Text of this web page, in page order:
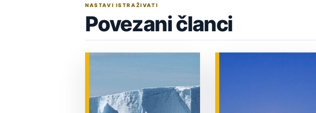
NASTAVI ISTRAŽIVATI
Povezani članci